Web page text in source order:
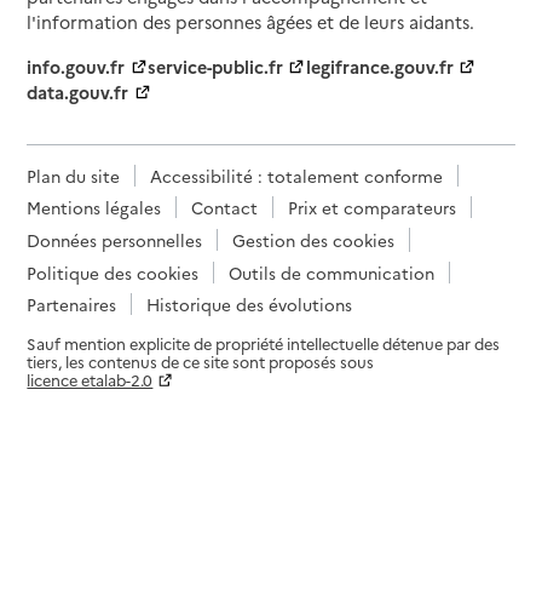
l'information des personnes âgées et de leurs aidants.
info.gouv.fr
service-public.fr
legifrance.gouv.fr
data.gouv.fr
Plan du site
Accessibilité : totalement conforme
Mentions légales
Contact
Prix et comparateurs
Données personnelles
Gestion des cookies
Politique des cookies
Outils de communication
Partenaires
Historique des évolutions
Sauf mention explicite de propriété intellectuelle détenue par des
tiers, les contenus de ce site sont proposés sous
licence etalab-2.0